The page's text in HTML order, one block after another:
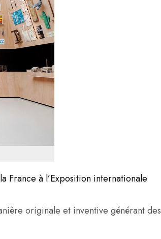
France à l’Exposition internationale
originale et inventive générant des